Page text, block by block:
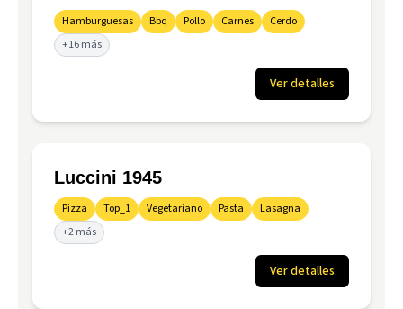
Hamburguesas Bbq Pollo Carnes
Cerdo
+16 más
Ver detalles
Luccini 1945
Pizza Top_1 Vegetariano Pasta
Lasagna
+2 más
Ver detalles